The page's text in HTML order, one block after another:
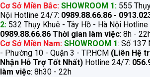
Cơ Sở Miền Bắc: SHOWROOM 1: 555
Nội Hotline 24/7: 0989.88.66.86 -
2: 532 Thụy Khuê - Tây Hồ - Hà Nội
0989.88.66.86 Thời gian làm việc: 8h -
Cơ Sở Miền Nam: SHOWROOM 1: Số 137
- Phường 10 - Quận 3 - TP.HCM (Liên Hệ
Nhận Hỗ Trợ Tốt Nhất) Hotline 24/7:
làm việc: 8h30 - 22h